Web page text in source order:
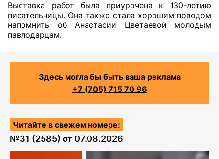
Выставка работ была приурочена к 130-летию
писательницы. Она также стала хорошим поводом
напомнить об Анастасии Цветаевой молодым
павлодарцам.
Здесь могла бы быть ваша реклама
+7 (705) 715 70 96
Читайте в свежем номере:
№31 (2585) от 07.08.2026